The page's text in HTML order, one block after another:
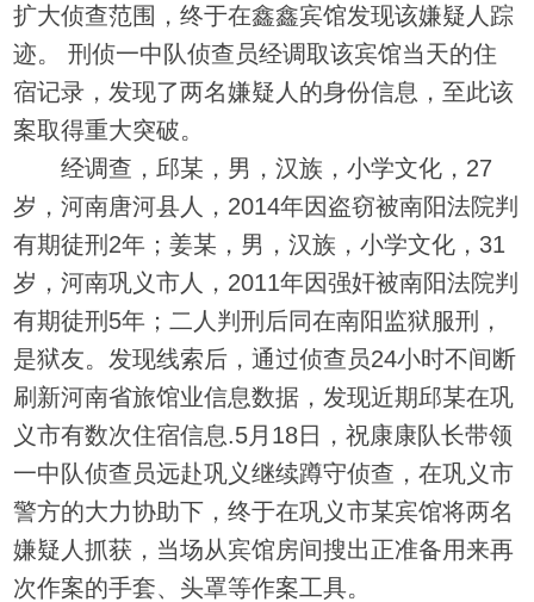
扩大侦查范围，终于在鑫鑫宾馆发现该嫌疑人踪
迹。 刑侦一中队侦查员经调取该宾馆当天的住
宿记录，发现了两名嫌疑人的身份信息，至此该
案取得重大突破。
经调查，邱某，男，汉族，小学文化，27
岁，河南唐河县人，2014年因盗窃被南阳法院判
有期徒刑2年；姜某，男，汉族，小学文化，31
岁，河南巩义市人，2011年因强奸被南阳法院判
有期徒刑5年；二人判刑后同在南阳监狱服刑，
是狱友。发现线索后，通过侦查员24小时不间断
刷新河南省旅馆业信息数据，发现近期邱某在巩
义市有数次住宿信息.5月18日，祝康康队长带领
一中队侦查员远赴巩义继续蹲守侦查，在巩义市
警方的大力协助下，终于在巩义市某宾馆将两名
嫌疑人抓获，当场从宾馆房间搜出正准备用来再
次作案的手套、头罩等作案工具。